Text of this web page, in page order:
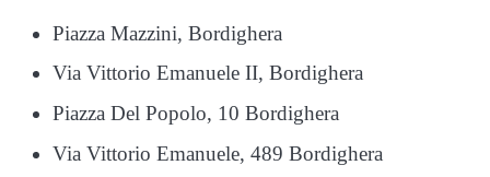
Piazza Mazzini, Bordighera
Via Vittorio Emanuele II, Bordighera
Piazza Del Popolo, 10 Bordighera
Via Vittorio Emanuele, 489 Bordighera